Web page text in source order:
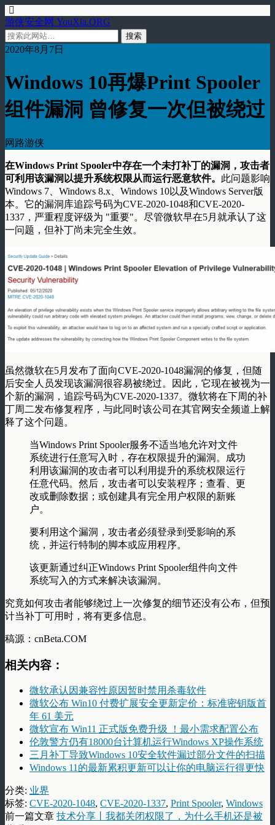
游侠安全网 YouXia.ORG
2020年8月7日
Windows 10再爆Print Spooler
组件漏洞 曾修复一次但被绕过
网路游侠
在Windows Print Spooler中存在一个未打补丁的漏洞，攻击者
可利用该漏洞以提升系统权限从而运行恶意软件。 此问题影响
Windows 7、Windows 8.x、Windows 10以及Windows Server版
本。它的漏洞库追踪号码为CVE-2020-1048和CVE-2020-
1337，严重程度评级为 "重要"。尽管微软早在5月就承认了这
一问题，但补丁尚未完全生效。
虽然微软在5月发布了面向CVE-2020-1048漏洞的修复，但随
后安全人员发现该漏洞很容易被绕过。因此，它现在被视为一
个新的漏洞，追踪号码为CVE-2020-1337。微软将在下周的补
丁周二发布修复程序，与此同时该公司在其官网安全频道上解
释了这个问题。
当Windows Print Spooler服务不适当地允许对文件
系统进行任意写入时，存在权限提升的漏洞。成功
利用该漏洞的攻击者可以利用提升的系统权限运行
任意代码。然后，攻击者可以安装程序；查看、更
改或删除数据；或创建具有完全用户权限的新账
户。
要利用这个漏洞，攻击者必须登录到受影响的系
统，并运行特制的脚本或应用程序。
该更新通过纠正Windows Print Spooler组件向文件
系统写入的方式来解决该漏洞。
究竟如何攻击者能够绕过上一次修复的细节还没有公布，但预
计当补丁可用时，将有更多信息。
稿源：cnBeta.COM
相关内容：
微软承认因兼容性原因暂时禁用杀毒软件
微软公布 Win10 付费扩展安全更新定价：标准密钥版首
年 61 美元
微软宣布 Win11 正式版免费升级 ！最小需求配置公布
伦敦警方仍有18000台计算机运行Windows XP操作系统
三月补丁导致Windows 10安全软件漏过部分文件的扫描
Windows 11的最新累积更新可以让你的电脑运行得更快
分类: 业界
标签: CVE-2020-1048, CVE-2020-1337, Print Spooler, Windows
前一篇文章 技术分享丨我都关闭权限了，为什么手机还是被